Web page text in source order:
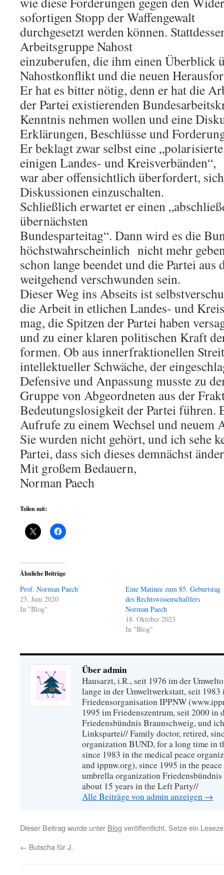
sofortigen Stopp der Waffengewalt
durchgesetzt werden können.
Arbeitsgruppe Nahost
einzuberufen, die ihm einen Überblick
Nahostkonflikt und die neuen
Er hat es bitter nötig, denn er hat die
der Partei existierenden
Kenntnis nehmen wollen und eine
Erklärungen, Beschlüsse und
Er beklagt zwar selbst eine
einigen Landes- und Kreisverbänden“,
war aber offensichtlich überfordert,
Diskussionen einzuschalten.
Schließlich erwartet er einen
übernächsten
Bundesparteitag“. Dann wird es die
höchstwahrscheinlich nicht mehr
schon lange beendet und die Partei
weitgehend verschwunden sein.
Dieser Weg ins Abseits ist
die Arbeit in etlichen Landes- und
mag, die Spitzen der Partei haben
und zu einer klaren politischen Kraft
formen. Ob aus innerfraktionellen
intellektueller Schwäche, der
Defensive und Anpassung musste zu
Gruppe von Abgeordneten aus der
Bedeutungslosigkeit der Partei führen.
Aufrufe zu einem Wechsel und
Sie wurden nicht gehört, und ich sehe
Partei, dass sich dieses demnächst
Mit großem Bedauern,
Norman Paech
Teilen mit:
Ähnliche Beiträge
Prof. Norman Paech
23. Juni 2020
In "Blog"
Eine Matinee zum 85. Geburtstag
des Rechtswissenschaftlers
Norman Paech
18. Oktober 2023
In "Blog"
Über admin
Hausarzt, i.R., seit 1976 im der
lange in der Umweltwerkstatt, seit
Friedensorganisation IPPNW
1995 im Friedenszentrum, seit 2000 in
Friedensbündnis Braunschweig, und
Linkspartei// Family doctor, retired,
organization BUND, for a long time in
since 1983 in the medical peace
and ippnw.org), since 1995 in the
umbrella organization
about 15 years in the Left Party//
Alle Beiträge von admin anzeigen →
Dieser Beitrag wurde unter Blog veröffentlicht. Setze ein
← Butscha für J.